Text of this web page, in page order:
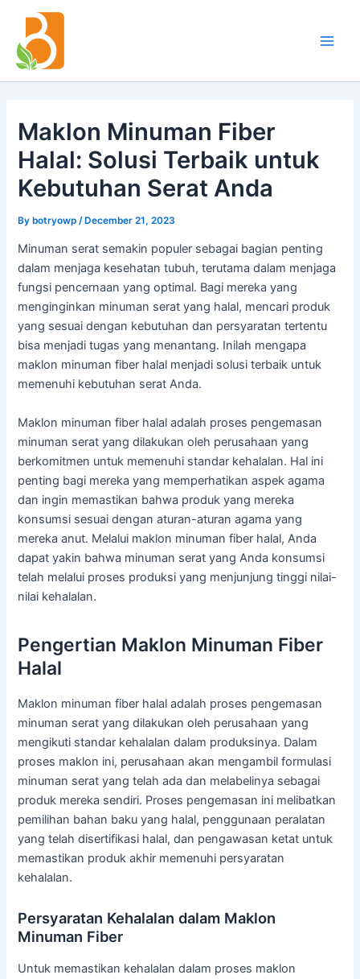
content
Maklon Minuman Fiber
Halal: Solusi Terbaik untuk
Kebutuhan Serat Anda
By botryowp/ December 21, 2023
Minuman serat semakin populer sebagai bagian penting
dalam menjaga kesehatan tubuh, terutama dalam menjaga
fungsi pencernaan yang optimal. Bagi mereka yang
menginginkan minuman serat yang halal, mencari produk
yang sesuai dengan kebutuhan dan persyaratan tertentu
bisa menjadi tugas yang menantang. Inilah mengapa
maklon minuman fiber halal menjadi solusi terbaik untuk
memenuhi kebutuhan serat Anda.
Maklon minuman fiber halal adalah proses pengemasan
minuman serat yang dilakukan oleh perusahaan yang
berkomitmen untuk memenuhi standar kehalalan. Hal ini
penting bagi mereka yang memperhatikan aspek agama
dan ingin memastikan bahwa produk yang mereka
konsumsi sesuai dengan aturan-aturan agama yang
mereka anut. Melalui maklon minuman fiber halal, Anda
dapat yakin bahwa minuman serat yang Anda konsumsi
telah melalui proses produksi yang menjunjung tinggi nilai-
nilai kehalalan.
Pengertian Maklon Minuman Fiber
Halal
Maklon minuman fiber halal adalah proses pengemasan
minuman serat yang dilakukan oleh perusahaan yang
mengikuti standar kehalalan dalam produksinya. Dalam
proses maklon ini, perusahaan akan mengambil formulasi
minuman serat yang telah ada dan melabelinya sebagai
produk mereka sendiri. Proses pengemasan ini melibatkan
pemilihan bahan baku yang halal, penggunaan peralatan
yang telah disertifikasi halal, dan pengawasan ketat untuk
memastikan produk akhir memenuhi persyaratan
kehalalan.
Persyaratan Kehalalan dalam Maklon
Minuman Fiber
Untuk memastikan kehalalan dalam proses maklon
navigation